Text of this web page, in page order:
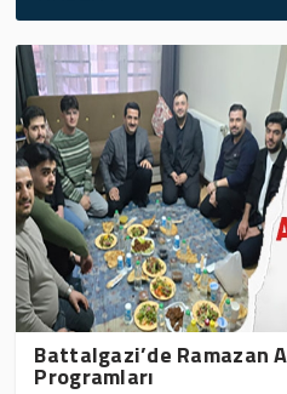
Battalgazi’de Ramazan
Programları